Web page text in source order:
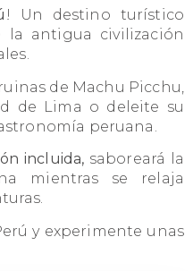
! Un destino turístico
la antigua civilización
de Machu Picchu,
de Lima o deleite su
peruana.
incluida, saboreará la
mientras se relaja
y experimente unas